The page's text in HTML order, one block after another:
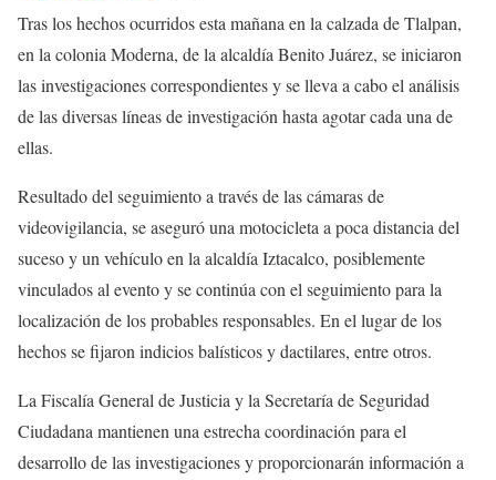
Tras los hechos ocurridos esta mañana en la calzada de Tlalpan,
en la colonia Moderna, de la alcaldía Benito Juárez, se iniciaron
las investigaciones correspondientes y se lleva a cabo el análisis
de las diversas líneas de investigación hasta agotar cada una de
ellas.
Resultado del seguimiento a través de las cámaras de
videovigilancia, se aseguró una motocicleta a poca distancia del
suceso y un vehículo en la alcaldía Iztacalco, posiblemente
vinculados al evento y se continúa con el seguimiento para la
localización de los probables responsables. En el lugar de los
hechos se fijaron indicios balísticos y dactilares, entre otros.
La Fiscalía General de Justicia y la Secretaría de Seguridad
Ciudadana mantienen una estrecha coordinación para el
desarrollo de las investigaciones y proporcionarán información a